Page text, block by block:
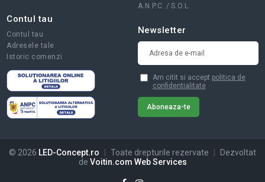
A.N.P.C. / S.O.L.
Contul tau
Contul tau
Adresele tale
Istoric comenzi
Newsletter
Am citit si accept politica de
confidentialitate
© 2026 LED-Concept.ro | Toate drepturile rezervate |
Dezvoltat
de Voitin.com Web Services